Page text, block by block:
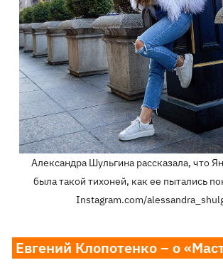
Александра Шульгина рассказала, что
была такой тихоней, как ее пытались
Instagram.com/
Евгений Клопотенко – о